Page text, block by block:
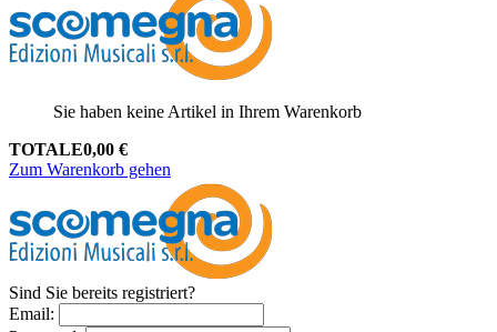
Sie haben keine Artikel in Ihrem Warenkorb
TOTALE0,00 €
Zum Warenkorb gehen
Sind Sie bereits registriert?
Email: